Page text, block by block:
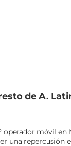
de A.
móvil en
una repercusión